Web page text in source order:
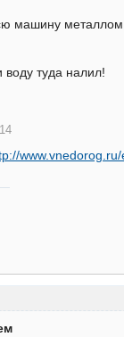
машину
туда налил!